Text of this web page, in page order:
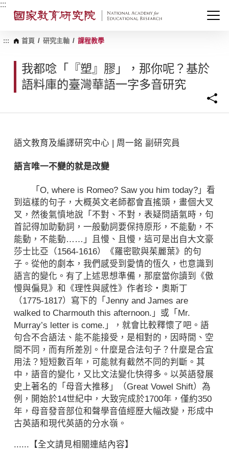
跳
內
:::
::: 首頁 / 研究主軸 / 課程教學
我都唸「『塑』膠」，那你呢？基於
語料庫的臺灣華語一字多音研究
語文教育及編譯研究中心 | 周一銘 副研究員
語言唯一不變的就是改變
「O, where is Romeo? Saw you him today?」看
到這樣的句子，大概英文老師都會直搖頭，畫個大叉
叉，然後氣憤地說「不對、不對，表疑問語氣時，句
首記得加助動詞，一般動詞要保持原形，不能動，不
能動，不能動……」且慢、且慢，這可是出自大文豪
莎士比亞（1564-1616）《羅密歐與茱麗葉》的句
子。從他的劇本，我們感受到愛情的恆久，也意識到
語言的變化。有了上述思想準備，那麼當你讀到《傲
慢與偏見》和《理性與感性》作者珍‧奧斯丁
（1775-1817）寫下的「Jenny and James are
walked to Charmouth this afternoon.」或「Mr.
Murray’s letter is come.」，就會比較釋懷了吧。語
句合不合語法、能不能接受，是相對的，因時間、空
間不同，而有所差別。什麼是合法句子？什麼是合宜
用法？短短數百年，可能就有截然不同的判斷。其
中，語音的變化，又比文法變化快得多。以英語發展
史上著名的「母音大推移」（Great Vowel Shift）為
例，開始於14世紀中，大致完成於1700年，僅約350
年，母音發音部位和聲學音值經歷大幅改變，形成中
古英語和現代英語的分水嶺。
......【全文請見相關連結內容】